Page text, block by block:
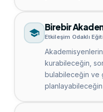
Birebir
Etkileşim Odaklı
kurabileceğin,
bulabileceğin ve
planlayabileceğin